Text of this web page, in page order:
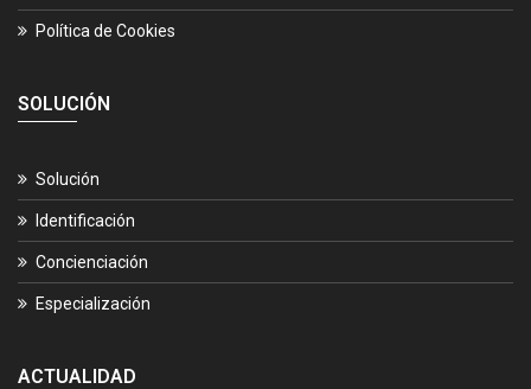
Política de Cookies
SOLUCIÓN
Solución
Identificación
Concienciación
Especialización
ACTUALIDAD